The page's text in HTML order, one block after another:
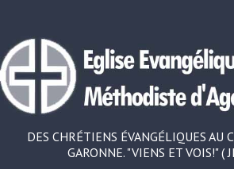
DES CHRÉTIENS ÉVANGÉLIQUES AU
GARONNE. "VIENS ET VOIS!" (